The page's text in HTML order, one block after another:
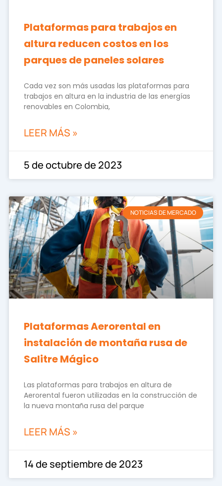
Plataformas para trabajos en
altura reducen costos en los
parques de paneles solares
Cada vez son más usadas las plataformas para
trabajos en altura en la industria de las energías
renovables en Colombia,
LEER MÁS »
5 de octubre de 2023
NOTICIAS DE MERCADO
Plataformas Aerorental en
instalación de montaña rusa de
Salitre Mágico
Las plataformas para trabajos en altura de
Aerorental fueron utilizadas en la construcción de
la nueva montaña rusa del parque
LEER MÁS »
14 de septiembre de 2023